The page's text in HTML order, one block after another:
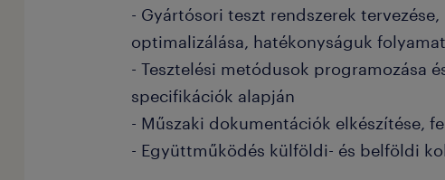
- Gyártósori teszt rendszerek
optimalizálása, hatékonyságuk
- Tesztelési metódusok programozása
specifikációk alapján
- Műszaki dokumentációk elkészítése,
- Együttműködés külföldi- és belföldi